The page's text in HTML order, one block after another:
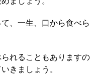
、一生、口から食べら
れることもありますの
きましょう。